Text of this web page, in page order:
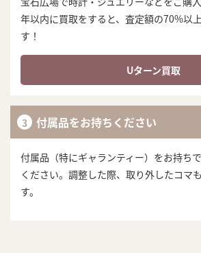
年以内に買取をすると、査定額の70%以
す！
Uターン買取
付属品をお持ちください
付属品（特にギャランティー）をお持ち
ください。調整した際、取り外したコマ
す。